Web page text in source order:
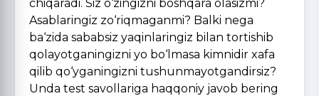
chiqaradi. Siz o‘zingizni boshqara olasizmi?
Asablaringiz zo‘riqmaganmi? Balki nega
ba‘zida sababsiz yaqinlaringiz bilan tortishib
qolayotganingizni yo bo‘lmasa kimnidir xafa
qilib qo‘yganingizni tushunmayotgandirsiz?
Unda test savollariga haqqoniy javob bering